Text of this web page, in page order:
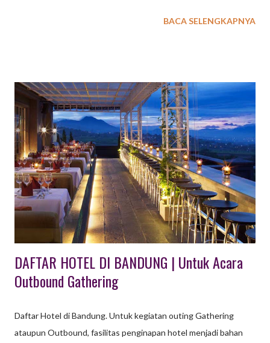
berbenah untuk mempersiapkan tingkat kunjungan tamu
Kuningan dan Cirebon sebagai destinasi yang menarik.
Tentunya paket outing outbound gathering perlu dikemas secra
apik dengan menggabungkan beberapa tempat wisata di
Majalengka dan Kuningan. Berikut ini beberapa ulasan tempat
wisata di Majalengka & Kuningan yang kami ambil dari sumber
www.tempatwisataunik.com 40 Tempat Wisata di Majalengka &
Kuningan Kabupaten di Jawa Barat ini pada awalnya bernama
Kabupaten Maja. Berlokasi di bagian timur Jawa Ba...
BACA SELENGKAPNYA
DAFTAR HOTEL DI BANDUNG | Untuk Acara
Outbound Gathering
Daftar Hotel di Bandung. Untuk kegiatan outing Gathering
ataupun Outbound, fasilitas penginapan hotel menjadi bahan